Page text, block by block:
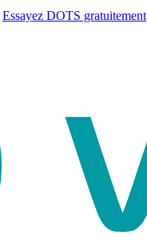
Essayez DOTS gratuitement